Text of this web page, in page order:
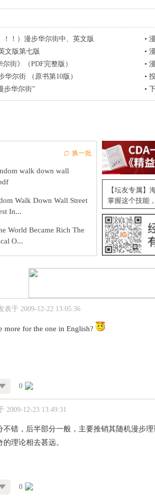
！！）漫步华尔街中、英文版 •
文版第七版 •
街》（PDF完整版） •
华尔街 （原书第10版） •
步华尔街” •
换一批
walk down wall
Walk Down Wall Street
In...
World Became Rich The
O...
【坛友专属】
掌握这个技能
表于 2009-12-22 13:05:36
more for the one in English?
0
2009-12-23 13:49:31
不错，后半部分一般，主要推销其随机漫步
理论相去甚远。
0